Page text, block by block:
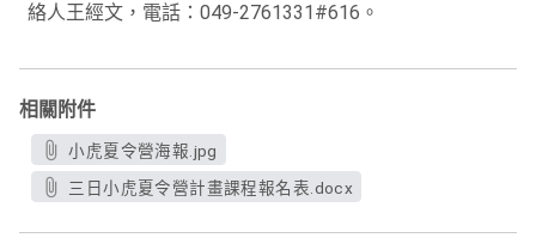
絡人王經文，電話：049-2761331#616。
相關附件
小虎夏令營海報.jpg
三日小虎夏令營計畫課程報名表.docx